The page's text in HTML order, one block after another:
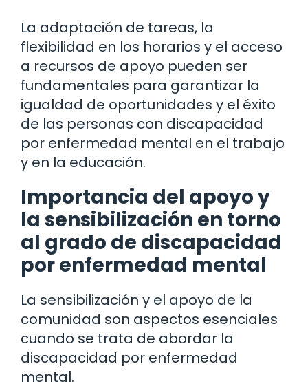
La adaptación de tareas, la
flexibilidad en los horarios y el acceso
a recursos de apoyo pueden ser
fundamentales para garantizar la
igualdad de oportunidades y el éxito
de las personas con discapacidad
por enfermedad mental en el trabajo
y en la educación.
Importancia del apoyo y
la sensibilización en torno
al grado de discapacidad
por enfermedad mental
La sensibilización y el apoyo de la
comunidad son aspectos esenciales
cuando se trata de abordar la
discapacidad por enfermedad
mental.